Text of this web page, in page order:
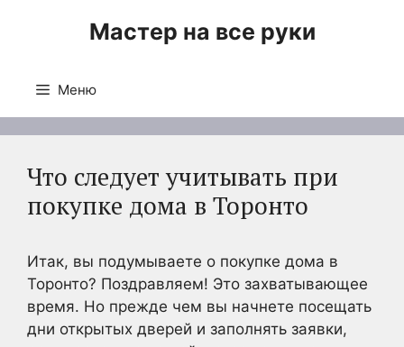
Мастер на все руки
Меню
Что следует учитывать при
покупке дома в Торонто
Итак, вы подумываете о покупке дома в
Торонто? Поздравляем! Это захватывающее
время. Но прежде чем вы начнете посещать
дни открытых дверей и заполнять заявки,